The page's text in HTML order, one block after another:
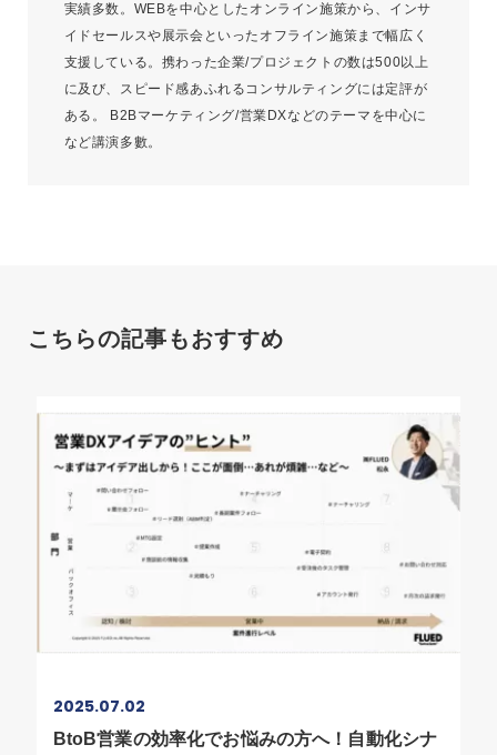
実績多数。WEBを中心としたオンライン施策から、インサ
イドセールスや展示会といったオフライン施策まで幅広く
支援している。携わった企業/プロジェクトの数は500以上
に及び、スピード感あふれるコンサルティングには定評が
ある。 B2Bマーケティング/営業DXなどのテーマを中心に
など講演多數。
こちらの記事もおすすめ
2025.07.02
BtoB営業の効率化でお悩みの方へ！自動化シナ